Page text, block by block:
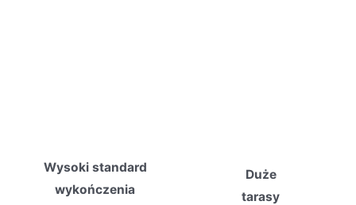
Wysoki standard
wykończenia
Duże
tarasy